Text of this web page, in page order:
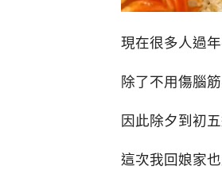
現在很多人過
除了不用傷腦
因此除夕到初
這次我回娘家